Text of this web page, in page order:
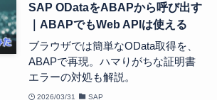
SAP ODataをABAPから呼び出す
｜ABAPでもWeb APIは使える
ブラウザでは簡単なOData取得を、
ABAPで再現。ハマりがちな証明書
エラーの対処も解説。
2026/03/31 SAP